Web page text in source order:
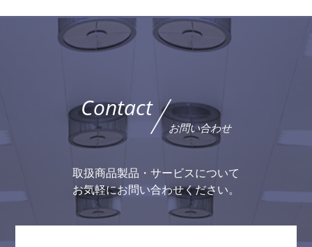
Contact
お問い合わせ
取扱商品製品・サービスについて
お気軽にお問い合わせください。